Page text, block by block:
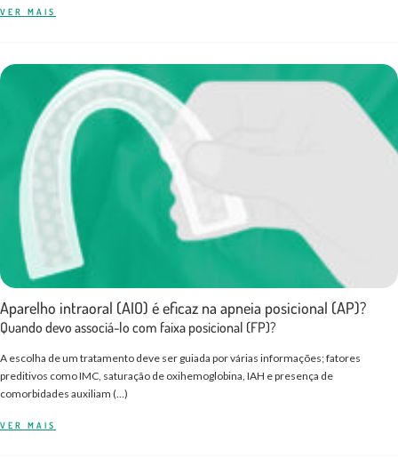
VER MAIS
Aparelho intraoral (AIO) é eficaz na apneia posicional (AP)?
Quando devo associá-lo com faixa posicional (FP)?
A escolha de um tratamento deve ser guiada por várias informações; fatores
preditivos como IMC, saturação de oxihemoglobina, IAH e presença de
comorbidades auxiliam (…)
VER MAIS